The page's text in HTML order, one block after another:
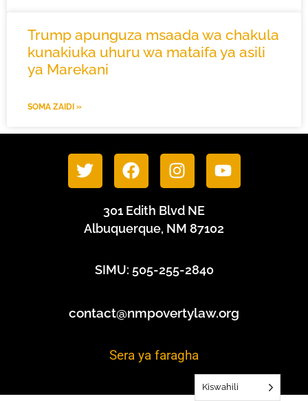
Trump apunguza msaada wa chakula
kunakiuka uhuru wa mataifa ya asili
ya Marekani
SOMA ZAIDI »
301 Edith Blvd NE
Albuquerque, NM 87102
SIMU: 505-255-2840
contact@nmpovertylaw.org
Sera ya faragha
Kiswahili